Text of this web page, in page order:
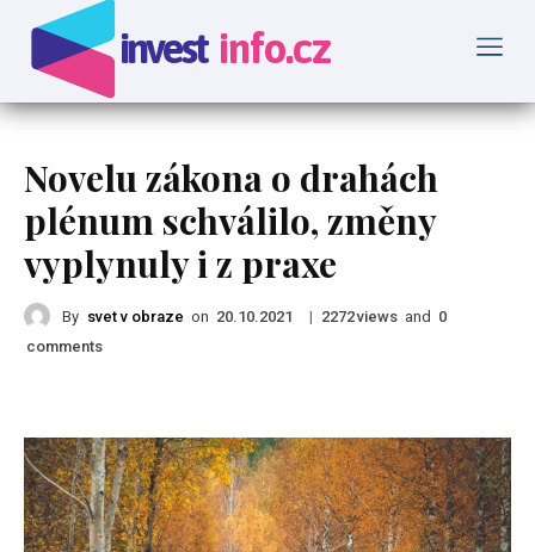
invest info.cz
Rady a Tipy
Novelu zákona o drahách
plénum schválilo, změny
vyplynuly i z praxe
By svet v obraze on 20.10.2021 | 2272views and 0
comments